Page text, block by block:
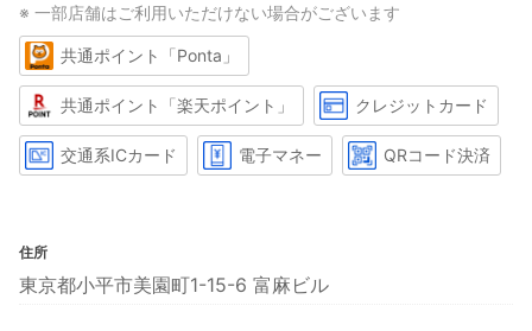
※ 一部店舗はご利用いただけない場合がございます
共通ポイント「Ponta」
共通ポイント「楽天ポイント」 クレジットカード
交通系ICカード 電子マネー QRコード決済
住所
東京都小平市美園町1-15-6 富麻ビル